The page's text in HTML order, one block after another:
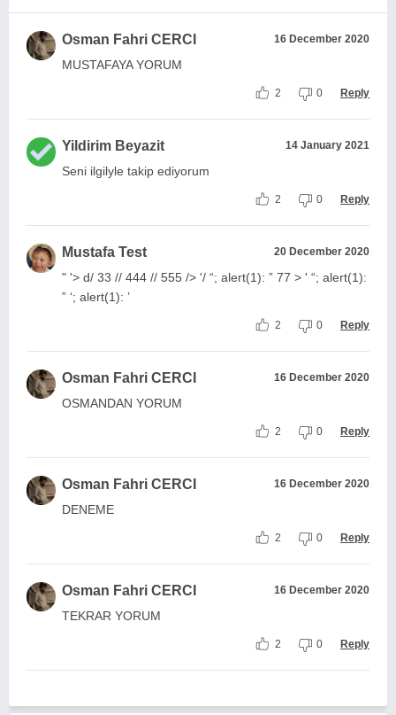
Osman Fahri CERCI 16 December 2020
MUSTAFAYA YORUM
2 0 Reply
Yildirim Beyazit 14 January 2021
Seni ilgilyle takip ediyorum
2 0 Reply
Mustafa Test 20 December 2020
" '> d/ 33 // 444 // 555 /> '/ “; alert(1): ” 77 > ' “; alert(1):
” ‘; alert(1): ’
2 0 Reply
Osman Fahri CERCI 16 December 2020
OSMANDAN YORUM
2 0 Reply
Osman Fahri CERCI 16 December 2020
DENEME
2 0 Reply
Osman Fahri CERCI 16 December 2020
TEKRAR YORUM
2 0 Reply